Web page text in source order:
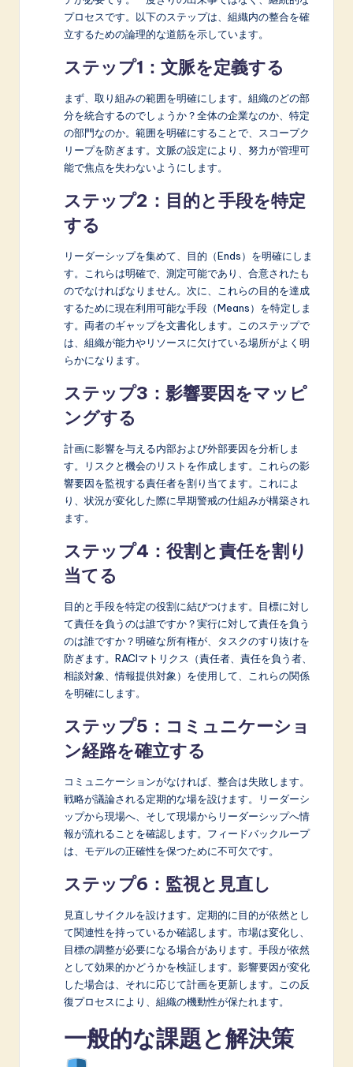
プロセスです。以下のステップは、組織内の整合を確
立するための論理的な道筋を示しています。
ステップ1：文脈を定義する
まず、取り組みの範囲を明確にします。組織のどの部
分を統合するのでしょうか？全体の企業なのか、特定
の部門なのか。範囲を明確にすることで、スコープク
リープを防ぎます。文脈の設定により、努力が管理可
能で焦点を失わないようにします。
ステップ2：目的と手段を特定
する
リーダーシップを集めて、目的（Ends）を明確にしま
す。これらは明確で、測定可能であり、合意されたも
のでなければなりません。次に、これらの目的を達成
するために現在利用可能な手段（Means）を特定しま
す。両者のギャップを文書化します。このステップで
は、組織が能力やリソースに欠けている場所がよく明
らかになります。
ステップ3：影響要因をマッピ
ングする
計画に影響を与える内部および外部要因を分析しま
す。リスクと機会のリストを作成します。これらの影
響要因を監視する責任者を割り当てます。これによ
り、状況が変化した際に早期警戒の仕組みが構築され
ます。
ステップ4：役割と責任を割り
当てる
目的と手段を特定の役割に結びつけます。目標に対し
て責任を負うのは誰ですか？実行に対して責任を負う
のは誰ですか？明確な所有権が、タスクのすり抜けを
防ぎます。RACIマトリクス（責任者、責任を負う者、
相談対象、情報提供対象）を使用して、これらの関係
を明確にします。
ステップ5：コミュニケーショ
ン経路を確立する
コミュニケーションがなければ、整合は失敗します。
戦略が議論される定期的な場を設けます。リーダーシ
ップから現場へ、そして現場からリーダーシップへ情
報が流れることを確認します。フィードバックループ
は、モデルの正確性を保つために不可欠です。
ステップ6：監視と見直し
見直しサイクルを設けます。定期的に目的が依然とし
て関連性を持っているか確認します。市場は変化し、
目標の調整が必要になる場合があります。手段が依然
として効果的かどうかを検証します。影響要因が変化
した場合は、それに応じて計画を更新します。この反
復プロセスにより、組織の機動性が保たれます。
一般的な課題と解決策